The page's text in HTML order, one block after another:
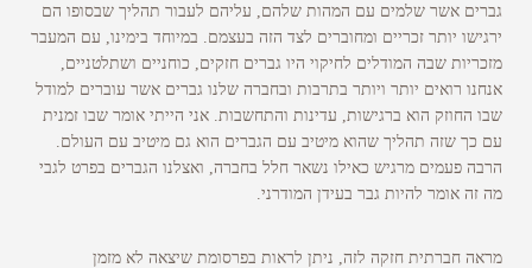
גברים אשר שלמים עם המהות שלהם, עליהם לעבור תהליך שבסופו הם
ירגישו יותר זכריים ומחוברים לצד הזה בעצמם. במיוחד בימינו, עם המעבר
מזכריות שבה המודלים לחיקוי היו גברים חזקים, כוחניים ושתלטניים,
אנחנו רואים יותר ויותר בתרבות ובחברה שלנו גברים אשר עוברים למודל
שבו החוזק הוא ברגישות, עדינות והתחשבות. אני הייתי אומר שבו זמנית
עם כך שזה תהליך שהוא מיטיב עם הגברים הוא גם מיטיב עם העולם.
הרבה פעמים מרגיש כאילו נשאר חלל בחברה, ואצלנו הגברים בפרט לגבי
מה זה אומר להיות גבר בעידן המודרני.
מראה חברתית חזקה לזה, ניתן לראות בפרסומת שיצאה לא מזמן